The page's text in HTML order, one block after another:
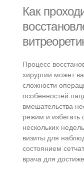
Как
Процесс
хирургии может
сложности
особенностей
вмешательства
режим и избегать
нескольких
визиты для
состоянием
врача для